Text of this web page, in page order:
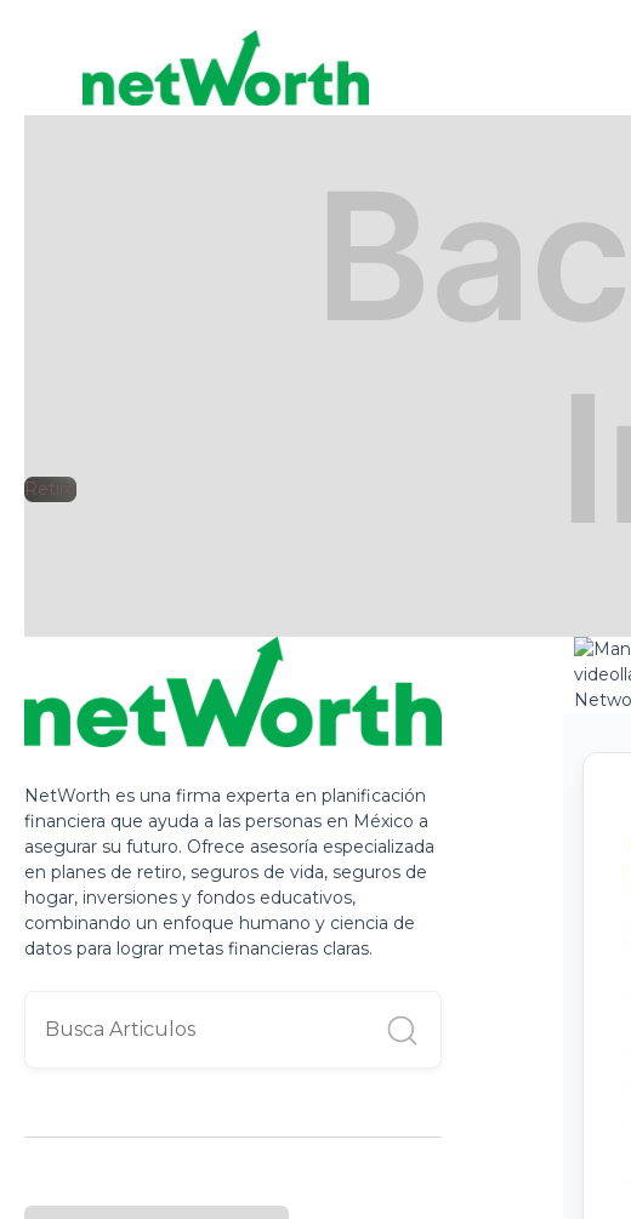
Retiro
NetWorth es una firma experta en planificación
financiera que ayuda a las personas en México a
asegurar su futuro. Ofrece asesoría especializada
en planes de retiro, seguros de vida, seguros de
hogar, inversiones y fondos educativos,
combinando un enfoque humano y ciencia de
datos para lograr metas financieras claras.